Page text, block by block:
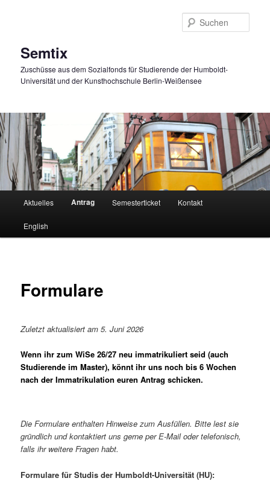
Semtix
Zuschüsse aus dem Sozialfonds für Studierende der Humboldt-
Universität und der Kunsthochschule Berlin-Weißensee
Aktuelles Antrag Semesterticket Kontakt
English
Formulare
Zuletzt aktualisiert am 5. Juni 2026
Wenn ihr zum WiSe 26/27 neu immatrikuliert seid (auch
Studierende im Master), könnt ihr uns noch bis 6 Wochen
nach der Immatrikulation euren Antrag schicken.
Die Formulare enthalten Hinweise zum Ausfüllen. Bitte lest sie
gründlich und kontaktiert uns gerne per E-Mail oder telefonisch,
falls ihr weitere Fragen habt.
Formulare für Studis der Humboldt-Universität (HU):